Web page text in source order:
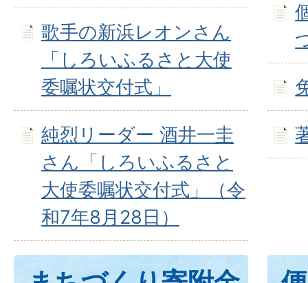
歌手の新浜レオンさん
「しろいふるさと大使
委嘱状交付式」
純烈リーダー 酒井一圭
さん「しろいふるさと
大使委嘱状交付式」（令
和7年8月28日）